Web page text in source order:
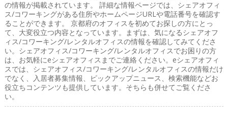
の情報が掲載されています。 詳細な情報ページでは、シェアオフィ
ス/コワーキングがある住所やホームページURLや電話番号を確認す
ることができます。 京都府のオフィスを初めてお探しの方にとっ
て、大変役立つ内容となっています。まずは、気になるシェアオフ
ィス/コワーキング/レンタルオフィスの情報を確認してみてくださ
い。シェアオフィス/コワーキング/レンタルオフィスでお困りの方
は、お気軽にeシェアオフィスまでご連絡ください。eシェアオフィ
スでは、シェアオフィス/コワーキング/レンタルオフィスの情報だけ
でなく、入居者募集情報、ピックアップニュース、検索機能などお
役立ちコンテンツも提供しています。そちらも併せてご覧くださ
い。